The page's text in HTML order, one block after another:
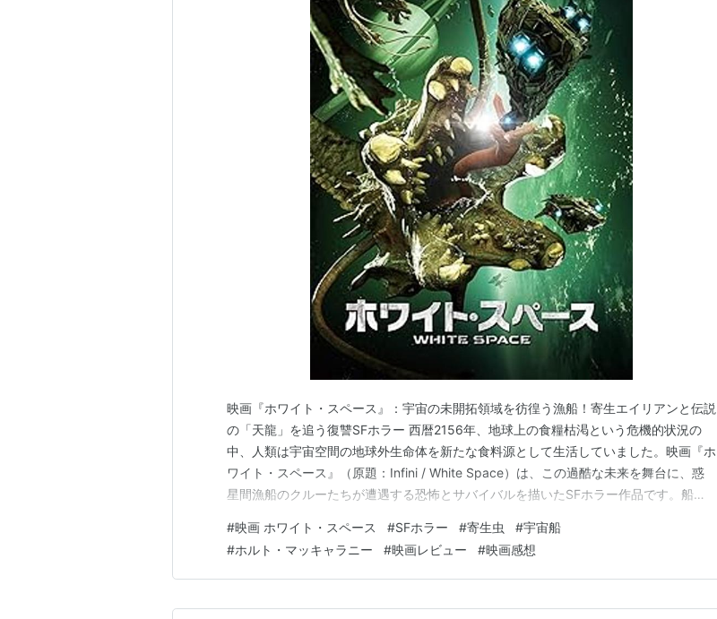
映画『ホワイト・スペース』：宇宙の未開拓領域を彷徨う漁船！寄生エイリアンと伝説
の「天龍」を追う復讐SFホラー 西暦2156年、地球上の食糧枯渇という危機的状況の
中、人類は宇宙空間の地球外生命体を新たな食料源として生活していました。映画『ホ
ワイト・スペース』（原題：Infini / White Space）は、この過酷な未来を舞台に、惑
星間漁船のクルーたちが遭遇する恐怖とサバイバルを描いたSFホラー作品です。船長
する伝説のドラゴン型エイリアン“天龍”に父親を殺された過去を持ち、復讐と大金を求
めて天龍捕獲に挑みます。しかし…
#映画 ホワイト・スペース #SFホラー #寄生虫 #宇宙船
#ホルト・マッキャラニー #映画レビュー #映画感想